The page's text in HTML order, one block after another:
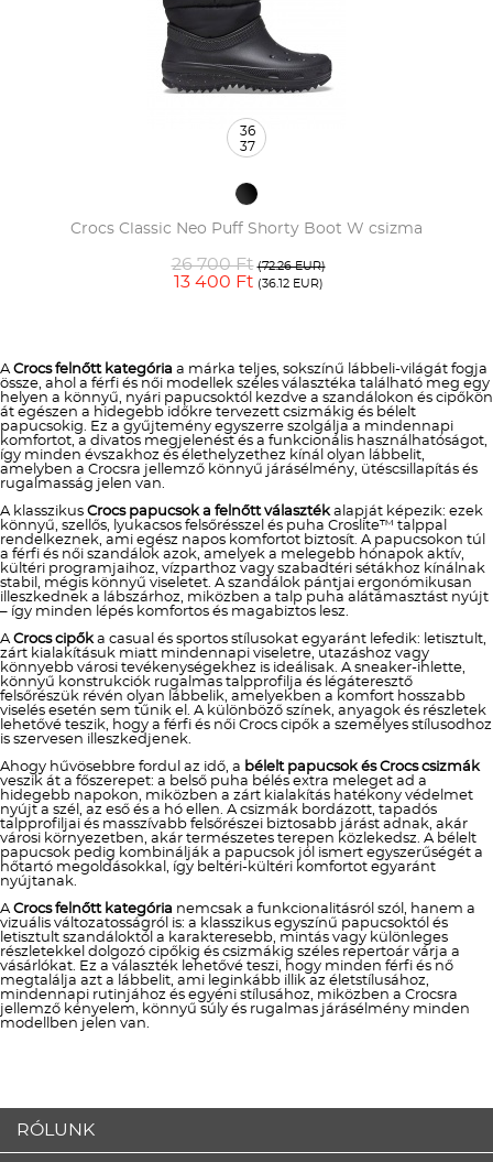
Crocs Classic Neo Puff Shorty Boot W csizma
26 700 Ft (72.26 EUR)
13 400 Ft (36.12 EUR)
36
37
ACrocs felnőtt kategória a márka teljes, sokszínű lábbeli-világát fogja
össze, ahol a férfi és női modellek széles választéka található meg egy
helyen a könnyű, nyári papucsoktól kezdve a szandálokon és cipőkön
át egészen a hidegebb időkre tervezett csizmákig és bélelt
papucsokig. Ez a gyűjtemény egyszerre szolgálja a mindennapi
komfortot, a divatos megjelenést és a funkcionális használhatóságot,
így minden évszakhoz és élethelyzethez kínál olyan lábbelit,
amelyben a Crocsra jellemző könnyű járásélmény, ütéscsillapítás és
rugalmasság jelen van.
A klasszikus Crocs papucsok a felnőtt választékalapját képezik: ezek
könnyű, szellős, lyukacsos felsőrésszel és puha Croslite™ talppal
rendelkeznek, ami egész napos komfortot biztosít. A papucsokon túl
a férfi és női szandálok azok, amelyek a melegebb hónapok aktív,
kültéri programjaihoz, vízparthoz vagy szabadtéri sétákhoz kínálnak
stabil, mégis könnyű viseletet. A szandálok pántjai ergonómikusan
illeszkednek a lábszárhoz, miközben a talp puha alátámasztást nyújt
– így minden lépés komfortos és magabiztos lesz.
ACrocs cipőka casual és sportos stílusokat egyaránt lefedik: letisztult,
zárt kialakításuk miatt mindennapi viseletre, utazáshoz vagy
könnyebb városi tevékenységekhez is ideálisak. A sneaker-ihlette,
könnyű konstrukciók rugalmas talpprofilja és légáteresztő
felsőrészük révén olyan lábbelik, amelyekben a komfort hosszabb
viselés esetén sem tűnik el. A különböző színek, anyagok és részletek
lehetővé teszik, hogy a férfi és női Crocs cipők a személyes stílusodhoz
is szervesen illeszkedjenek.
Ahogy hűvösebbre fordul az idő, a bélelt papucsok és Crocs csizmák
veszik át a főszerepet: a belső puha bélés extra meleget ad a
hidegebb napokon, miközben a zárt kialakítás hatékony védelmet
nyújt a szél, az eső és a hó ellen. A csizmák bordázott, tapadós
talpprofiljai és masszívabb felsőrészei biztosabb járást adnak, akár
városi környezetben, akár természetes terepen közlekedsz. A bélelt
papucsok pedig kombinálják a papucsok jól ismert egyszerűségét a
hőtartó megoldásokkal, így beltéri-kültéri komfortot egyaránt
nyújtanak.
ACrocs felnőtt kategória nemcsak a funkcionalitásról szól, hanem a
vizuális változatosságról is: a klasszikus egyszínű papucsoktól és
letisztult szandáloktól a karakteresebb, mintás vagy különleges
részletekkel dolgozó cipőkig és csizmákig széles repertoár várja a
vásárlókat. Ez a választék lehetővé teszi, hogy minden férfi és nő
megtalálja azt a lábbelit, ami leginkább illik az életstílusához,
mindennapi rutinjához és egyéni stílusához, miközben a Crocsra
jellemző kényelem, könnyű súly és rugalmas járásélmény minden
modellben jelen van.
RÓLUNK